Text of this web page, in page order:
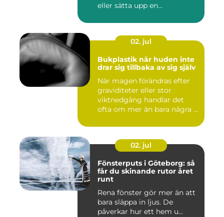
eller sätta upp en...
02. jul
Bukplastik när huden inte
drar sig tillbaka av sig själv
När magen förändras efter
graviditeter eller stor
viktnedgång handlar det
ofta om mer än bara några ...
02. jul
Fönsterputs i Göteborg: så
får du skinande rutor året
runt
Rena fönster gör mer än att
bara släppa in ljus. De
påverkar hur ett hem u...